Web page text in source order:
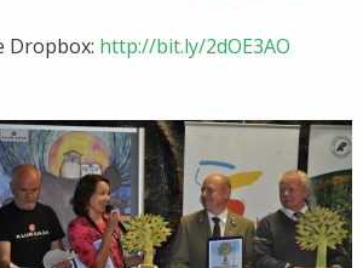
Dropbox: http://bit.ly/2dOE3AO